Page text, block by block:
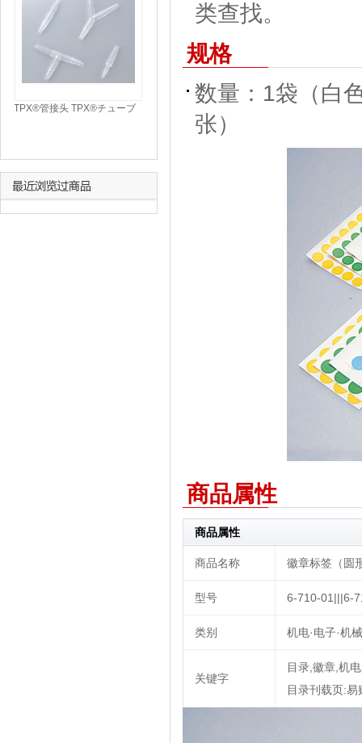
类查找。
规格
数量：1袋（白
张）
商品属性
商品属性
商品名称 徽章标签（圆
型号 6-710-01|||6-
类别 机电·电子·机
关键字
目录,徽章,机
目录刊载页:
TPX®管接头 TPX®チューブ